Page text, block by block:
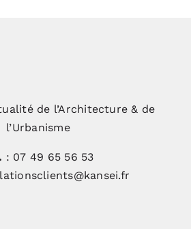
de l’Architecture & de
l’Urbanisme
: 07 49 65 56 53